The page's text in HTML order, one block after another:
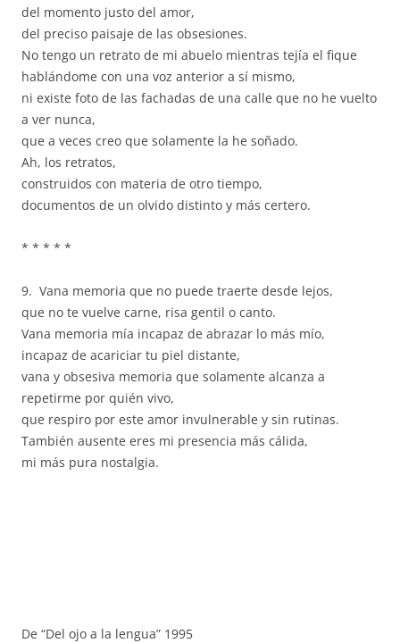
del momento justo del amor,
del preciso paisaje de las obsesiones.
No tengo un retrato de mi abuelo mientras tejía el fique
hablándome con una voz anterior a sí mismo,
ni existe foto de las fachadas de una calle que no he vuelto
a ver nunca,
que a veces creo que solamente la he soñado.
Ah, los retratos,
construidos con materia de otro tiempo,
documentos de un olvido distinto y más certero.
* * * * *
9. Vana memoria que no puede traerte desde lejos,
que no te vuelve carne, risa gentil o canto.
Vana memoria mía incapaz de abrazar lo más mío,
incapaz de acariciar tu piel distante,
vana y obsesiva memoria que solamente alcanza a
repetirme por quién vivo,
que respiro por este amor invulnerable y sin rutinas.
También ausente eres mi presencia más cálida,
mi más pura nostalgia.
De “Del ojo a la lengua” 1995